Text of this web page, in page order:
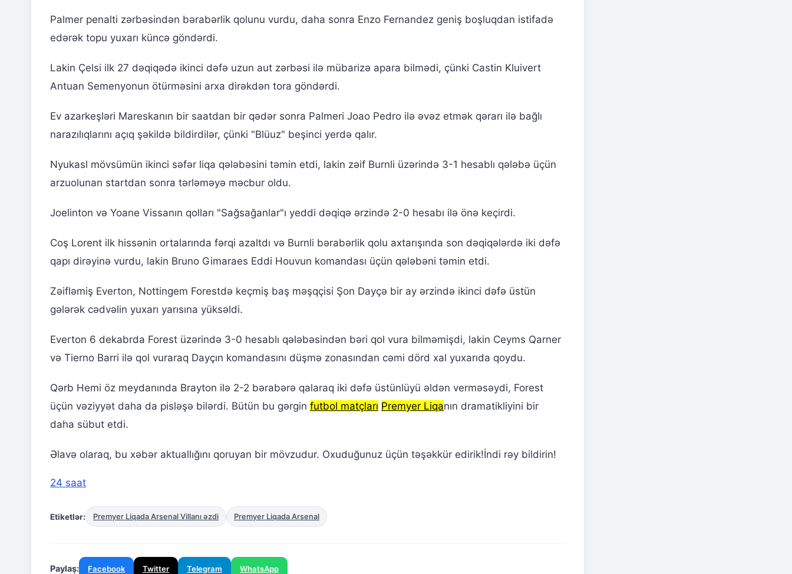
Palmer penalti zərbəsindən bərabərlik qolunu vurdu, daha sonra Enzo Fernandez geniş boşluqdan istifadə
edərək topu yuxarı küncə göndərdi.
Lakin Çelsi ilk 27 dəqiqədə ikinci dəfə uzun aut zərbəsi ilə mübarizə apara bilmədi, çünki Castin Kluivert
Antuan Semenyonun ötürməsini arxa dirəkdən tora göndərdi.
Ev azarkeşləri Mareskanın bir saatdan bir qədər sonra Palmeri Joao Pedro ilə əvəz etmək qərarı ilə bağlı
narazılıqlarını açıq şəkildə bildirdilər, çünki "Blüuz" beşinci yerdə qalır.
Nyukasl mövsümün ikinci səfər liqa qələbəsini təmin etdi, lakin zəif Burnli üzərində 3-1 hesablı qələbə üçün
arzuolunan startdan sonra tərləməyə məcbur oldu.
Joelinton və Yoane Vissanın qolları "Sağsağanlar"ı yeddi dəqiqə ərzində 2-0 hesabı ilə önə keçirdi.
Coş Lorent ilk hissənin ortalarında fərqi azaltdı və Burnli bərabərlik qolu axtarışında son dəqiqələrdə iki dəfə
qapı dirəyinə vurdu, lakin Bruno Gimaraes Eddi Houvun komandası üçün qələbəni təmin etdi.
Zəifləmiş Everton, Nottingem Forestdə keçmiş baş məşqçisi Şon Dayçə bir ay ərzində ikinci dəfə üstün
gələrək cədvəlin yuxarı yarısına yüksəldi.
Everton 6 dekabrda Forest üzərində 3-0 hesablı qələbəsindən bəri qol vura bilməmişdi, lakin Ceyms Qarner
və Tierno Barri ilə qol vuraraq Dayçın komandasını düşmə zonasından cəmi dörd xal yuxarıda qoydu.
Qərb Hemi öz meydanında Brayton ilə 2-2 bərabərə qalaraq iki dəfə üstünlüyü əldən verməsəydi, Forest
üçün vəziyyət daha da pisləşə bilərdi. Bütün bu gərgin futbol matçları Premyer Liqanın dramatikliyini bir
daha sübut etdi.
Əlavə olaraq, bu xəbər aktuallığını qoruyan bir mövzudur. Oxuduğunuz üçün təşəkkür edirik!İndi rəy bildirin!
24 saat
Etiketlər: Premyer Liqada Arsenal Villanı əzdi Premyer Liqada Arsenal
Paylaş: Facebook Twitter Telegram WhatsApp